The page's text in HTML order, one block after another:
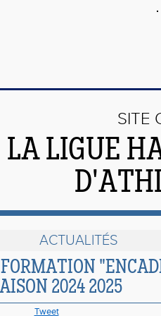
SITE
LA LIGUE
ACTUALITÉS
FORMATION
2024 2025
Tweet